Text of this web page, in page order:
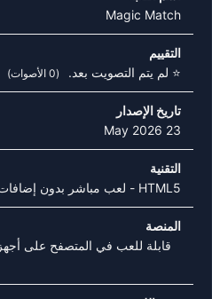
Magic Match
التقييم
⭐ لم يتم التصويت بعد.
(0 الأصوات)
تاريخ الإصدار
23 May 2026
التقنية
HTML5 - لعب مباشر بدون إضافات
المنصة
قابلة للعب في المتصفح على